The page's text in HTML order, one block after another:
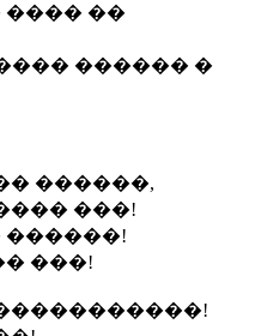
���� ��
������ �
������,
���!
������!
���!